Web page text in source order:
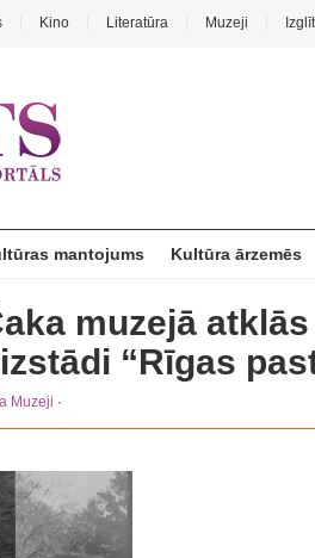
Kino Literatūra Muzeji
mantojums Kultūra ārzemēs
muzejā
“Rīgas
Muzeji ·